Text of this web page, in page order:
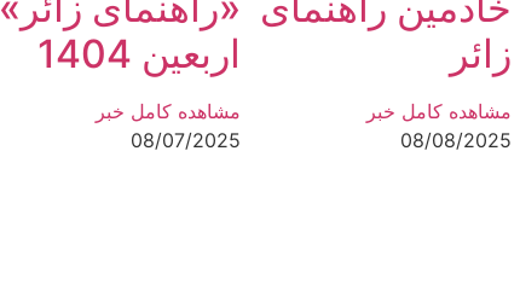
زائر
مشاهده کامل خبر
08/08/2025
اربعین 1404
مشاهده کامل خبر
08/07/2025